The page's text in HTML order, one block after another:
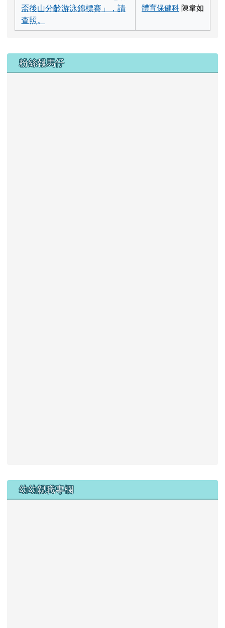
盃後山分齡游泳錦標賽」，請
查照。
體育保健科 陳韋如
上中左區域內容
粉絲報馬仔
上中右區域內容
幼幼親職專欄